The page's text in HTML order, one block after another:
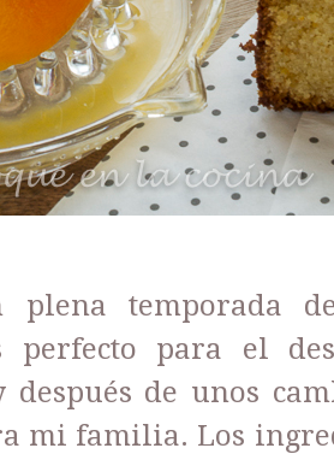
plena temporada
perfecto para el
después de unos
mi familia. Los